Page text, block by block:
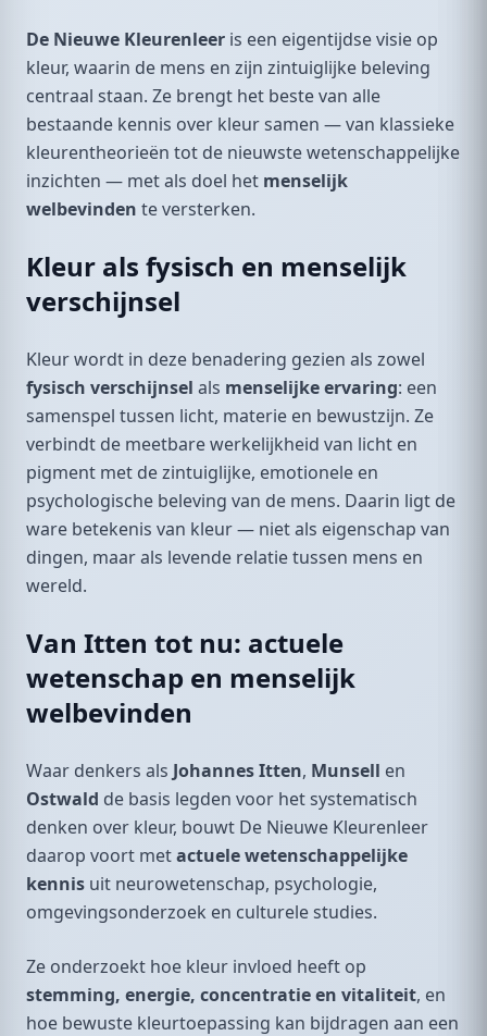
De Nieuwe Kleurenleer is een eigentijdse visie op
kleur, waarin de mens en zijn zintuiglijke beleving
centraal staan. Ze brengt het beste van alle
bestaande kennis over kleur samen — van klassieke
kleurentheorieën tot de nieuwste wetenschappelijke
inzichten — met als doel het menselijk
welbevinden te versterken.
Kleur als fysisch en menselijk
verschijnsel
Kleur wordt in deze benadering gezien als zowel
fysisch verschijnsel als menselijke ervaring: een
samenspel tussen licht, materie en bewustzijn. Ze
verbindt de meetbare werkelijkheid van licht en
pigment met de zintuiglijke, emotionele en
psychologische beleving van de mens. Daarin ligt de
ware betekenis van kleur — niet als eigenschap van
dingen, maar als levende relatie tussen mens en
wereld.
Van Itten tot nu: actuele
wetenschap en menselijk
welbevinden
Waar denkers als Johannes Itten, Munsell en
Ostwald de basis legden voor het systematisch
denken over kleur, bouwt De Nieuwe Kleurenleer
daarop voort metactuele wetenschappelijke
kennis uit neurowetenschap, psychologie,
omgevingsonderzoek en culturele studies.
Ze onderzoekt hoe kleur invloed heeft op
stemming, energie, concentratie en vitaliteit, en
hoe bewuste kleurtoepassing kan bijdragen aan een